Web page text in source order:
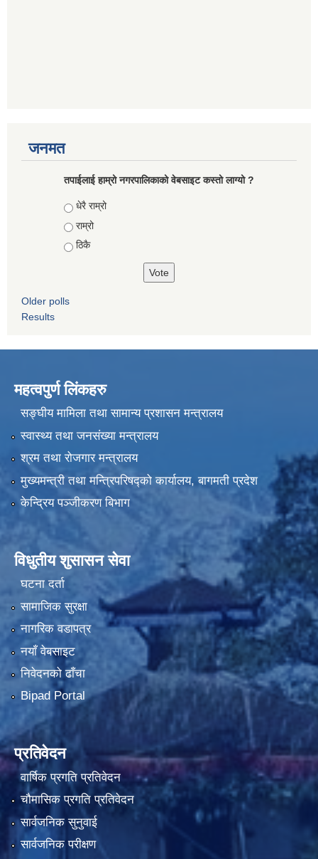
जनमत
तपाईलाई हाम्रो नगरपालिकाको वेबसाइट कस्तो लाग्यो ?
Choices
धेरै राम्रो
राम्रो
ठिकै
Older polls
Results
महत्वपुर्ण लिंकहरु
सङ्घीय मामिला तथा सामान्य प्रशासन मन्त्रालय
स्वास्थ्य तथा जनसंख्या मन्त्रालय
श्रम तथा रोजगार मन्त्रालय
मुख्यमन्त्री तथा मन्त्रिपरिषद्को कार्यालय, बागमती प्रदेश
केन्द्रिय पञ्जीकरण बिभाग
विधुतीय शुसासन सेवा
घटना दर्ता
सामाजिक सुरक्षा
नागरिक वडापत्र
नयाँ वेबसाइट
निवेदनको ढाँचा
Bipad Portal
प्रतिवेदन
वार्षिक प्रगति प्रतिवेदन
चौमासिक प्रगति प्रतिवेदन
सार्वजनिक सुनुवाई
सार्वजनिक परीक्षण